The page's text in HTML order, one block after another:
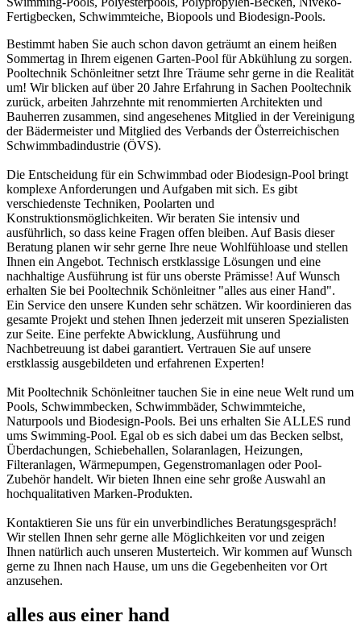
Fertigbecken, Schwimmteiche, Biopools und Biodesign-Pools.
Bestimmt haben Sie auch schon davon geträumt an einem heißen
Sommertag in Ihrem eigenen Garten-Pool für Abkühlung zu sorgen.
Pooltechnik Schönleitner setzt Ihre Träume sehr gerne in die Realität
um! Wir blicken auf über 20 Jahre Erfahrung in Sachen Pooltechnik
zurück, arbeiten Jahrzehnte mit renommierten Architekten und
Bauherren zusammen, sind angesehenes Mitglied in der Vereinigung
der Bädermeister und Mitglied des Verbands der Österreichischen
Schwimmbadindustrie (ÖVS).
Die Entscheidung für ein Schwimmbad oder Biodesign-Pool bringt
komplexe Anforderungen und Aufgaben mit sich. Es gibt
verschiedenste Techniken, Poolarten und
Konstruktionsmöglichkeiten. Wir beraten Sie intensiv und
ausführlich, so dass keine Fragen offen bleiben. Auf Basis dieser
Beratung planen wir sehr gerne Ihre neue Wohlfühloase und stellen
Ihnen ein Angebot. Technisch erstklassige Lösungen und eine
nachhaltige Ausführung ist für uns oberste Prämisse! Auf Wunsch
erhalten Sie bei Pooltechnik Schönleitner "alles aus einer Hand".
Ein Service den unsere Kunden sehr schätzen. Wir koordinieren das
gesamte Projekt und stehen Ihnen jederzeit mit unseren Spezialisten
zur Seite. Eine perfekte Abwicklung, Ausführung und
Nachbetreuung ist dabei garantiert. Vertrauen Sie auf unsere
erstklassig ausgebildeten und erfahrenen Experten!
Mit Pooltechnik Schönleitner tauchen Sie in eine neue Welt rund um
Pools, Schwimmbecken, Schwimmbäder, Schwimmteiche,
Naturpools und Biodesign-Pools. Bei uns erhalten Sie ALLES rund
ums Swimming-Pool. Egal ob es sich dabei um das Becken selbst,
Überdachungen, Schiebehallen, Solaranlagen, Heizungen,
Filteranlagen, Wärmepumpen, Gegenstromanlagen oder Pool-
Zubehör handelt. Wir bieten Ihnen eine sehr große Auswahl an
hochqualitativen Marken-Produkten.
Kontaktieren Sie uns für ein unverbindliches Beratungsgespräch!
Wir stellen Ihnen sehr gerne alle Möglichkeiten vor und zeigen
Ihnen natürlich auch unseren Musterteich. Wir kommen auf Wunsch
gerne zu Ihnen nach Hause, um uns die Gegebenheiten vor Ort
anzusehen.
alles aus einer hand